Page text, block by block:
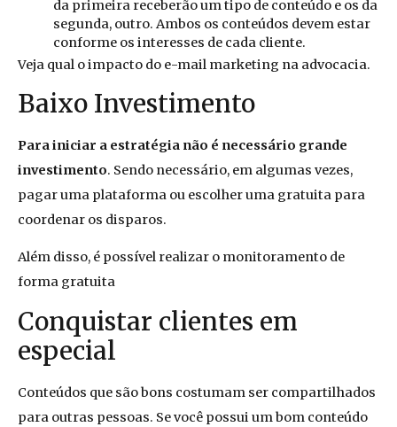
da primeira receberão um tipo de conteúdo e os da
segunda, outro. Ambos os conteúdos devem estar
conforme os interesses de cada cliente.
Veja qual o impacto do e-mail marketing na advocacia.
Baixo Investimento
Para iniciar a estratégia não é necessário grande
investimento. Sendo necessário, em algumas vezes,
pagar uma plataforma ou escolher uma gratuita para
coordenar os disparos.
Além disso, é possível realizar o monitoramento de
forma gratuita
Conquistar clientes em
especial
Conteúdos que são bons costumam ser compartilhados
para outras pessoas. Se você possui um bom conteúdo